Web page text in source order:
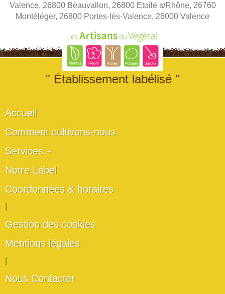
Valence, 26800 Beauvallon, 26800 Etoile s/Rhône, 26760
Montéléger, 26800 Portes-lès-Valence, 26000 Valence
" Établissement labélisé "
Accueil
Comment cultivons-nous
Services +
Notre Label
Coordonnées & horaires
Gestion des cookies
Mentions légales
Nous Contacter